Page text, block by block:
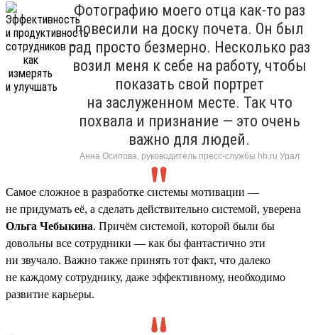
Фотографию моего отца как-то раз
повесили на доску почета. Он был
рад просто безмерно. Несколько раз
возил меня к себе на работу, чтобы
показать свой портрет
на заслуженном месте. Так что
похвала и признание — это очень
важно для людей.
Анна Осипова, руководитель пресс-службы hh.ru Урал
Самое сложное в разработке системы мотивации —
не придумать её, а сделать действительно системой, уверена
Ольга Чебыкина. Причём системой, которой были бы
довольны все сотрудники — как бы фантастично эти
ни звучало. Важно также принять тот факт, что далеко
не каждому сотруднику, даже эффективному, необходимо
развитие карьеры.